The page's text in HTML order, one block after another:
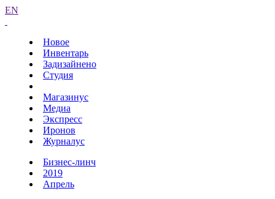
EN
Новое
Инвентарь
Задизайнено
Студия
Магазинус
Медиа
Экспресс
Иронов
Журналус
Бизнес-линч
2019
Апрель